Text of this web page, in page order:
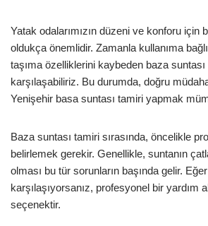
Yatak odalarımızın düzeni ve konforu için
oldukça önemlidir. Zamanla kullanıma
taşıma özelliklerini kaybeden baza suntası
karşılaşabiliriz. Bu durumda, doğru
Yenişehir basa suntası tamiri yapmak
Baza suntası tamiri sırasında, öncelikle
belirlemek gerekir. Genellikle, suntanın
olması bu tür sorunların başında gelir.
karşılaşıyorsanız, profesyonel bir yardım
seçenektir.